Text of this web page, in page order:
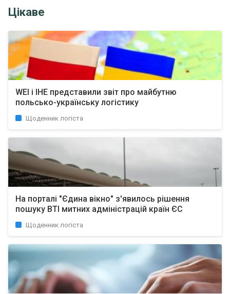
Цікаве
WEI і ІНЕ представили звіт про майбутню
польсько-українську логістику
Щоденник логіста
На порталі "Єдина вікно" з'явилось рішення
пошуку BTI митних адміністрацій країн ЄС
Щоденник логіста